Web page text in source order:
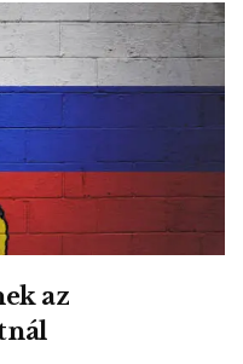
tagállamok vezetői
a következő
és kormányfőket
valamint a tagországi
kezdődtek
új javaslat szövegezése.
is jobban
prioritások és Nagy-
nettó befizető
azt is jelenti, hogy
az